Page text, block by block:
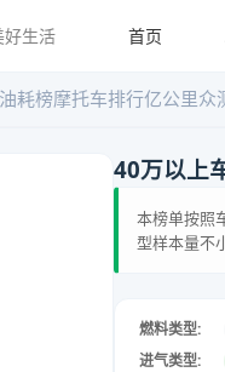
好生活 首页
耗榜摩托车排行亿公里众
40万以上
本榜单按照
型样本量不
燃料类型:
进气类型: